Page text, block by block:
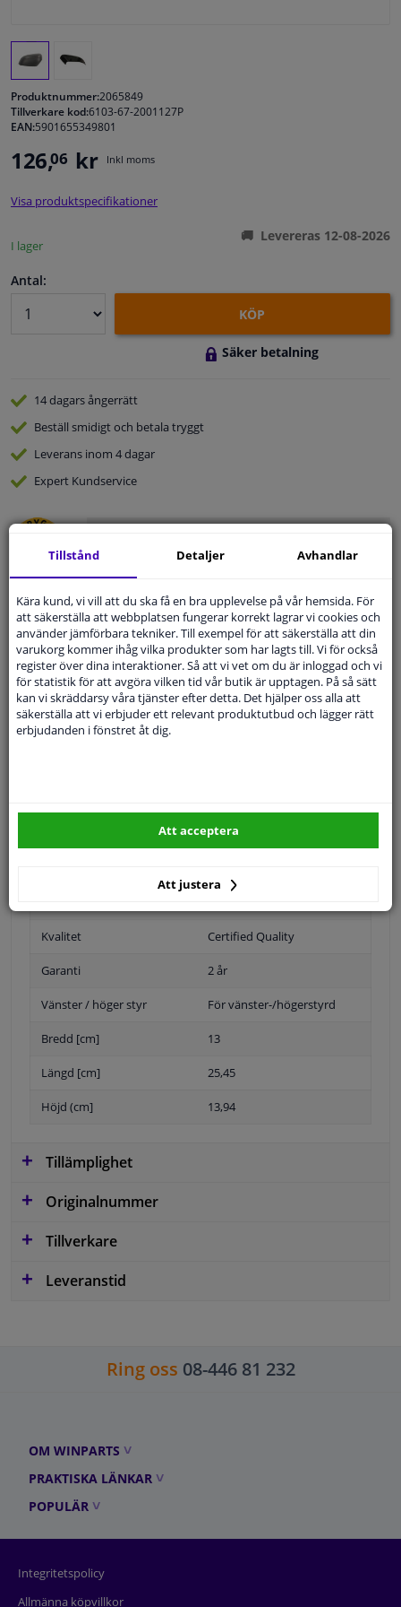
Fönster & Tillbehör
Bilvård & Tillbehör
Sensorer & Elsystem
Produktnummer:2065849
Tillverkare kod:6103-67-2001127P
EAN:5901655349801
126,06 kr Inkl moms
Visa produktspecifikationer
I lager
Levereras 12-08-2026
Antal:
KÖP
Säker betalning
14 dagarsångerrätt
Beställ smidigt och betala tryggt
Leverans inom 4 dagar
Expert Kundservice
Ställ din fråga hos våra produktspecialister.
Modellmatchande garanti, Hitta rätt bildelar.
Fyll i ditt registreringsnummer ellerVälj din bil.
SÖK
Kvalitet Certified Quality
Garanti 2 år
Vänster / höger styr För vänster-/högerstyrd
Bredd [cm] 13
Längd [cm] 25,45
Höjd (cm] 13,94
Tillämplighet
Originalnummer
Tillverkare
Leveranstid
Ring oss 08-446 81 232
OM WINPARTS
PRAKTISKA LÄNKAR
POPULÄR
Integritetspolicy
Allmänna köpvillkor
Tillstånd Detaljer Avhandlar
Kära kund, vi vill att du ska få en bra upplevelse på vår hemsida. För
att säkerställa att webbplatsen fungerar korrekt lagrar vi cookies och
använder jämförbara tekniker. Till exempel för att säkerställa att din
varukorg kommer ihåg vilka produkter som har lagts till. Vi för också
register över dina interaktioner. Så att vi vet om du är inloggad och vi
för statistik för att avgöra vilken tid vår butik är upptagen. På så sätt
kan vi skräddarsy våra tjänster efter detta. Det hjälper oss alla att
säkerställa att vi erbjuder ett relevant produktutbud och lägger rätt
erbjudanden i fönstret åt dig.
Att justera
Att acceptera